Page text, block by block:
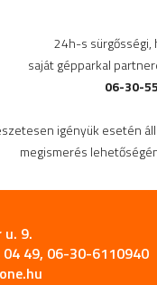
24h-s
saját gépparkal
06-30-
igényük esetén
megismerés
9.
04 49, 06-30-6110940